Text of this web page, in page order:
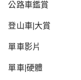
公路車鑑賞
登山車|大賞
單車影片
單車|硬體